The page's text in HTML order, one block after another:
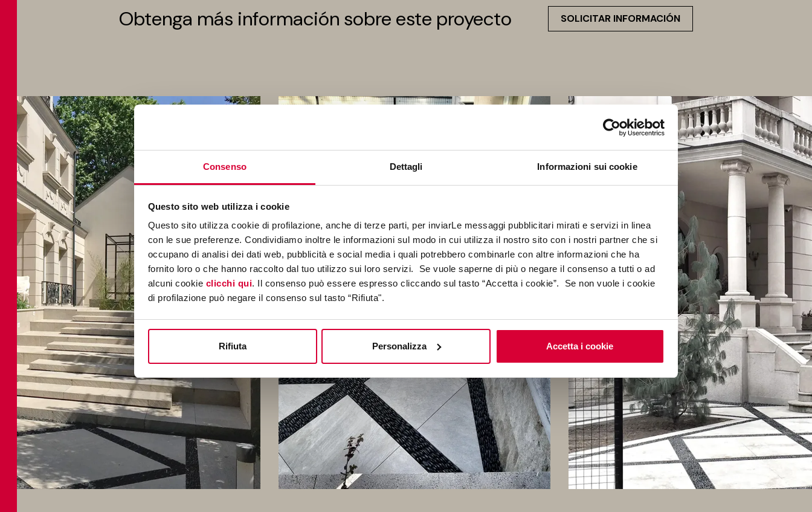
Consenso Dettagli Informazioni sui cookie
Questo sito web utilizza i cookie
Questo sito utilizza cookie di profilazione, anche di terze parti, per inviarLe messaggi pubblicitari mirati e servizi in linea
con le sue preferenze. Condividiamo inoltre le informazioni sul modo in cui utilizza il nostro sito con i nostri partner che si
occupano di analisi dei dati web, pubblicità e social media i quali potrebbero combinarle con altre informazioni che ha
fornito loro o che hanno raccolto dal tuo utilizzo sui loro servizi. Se vuole saperne di più o negare il consenso a tutti o ad
alcuni cookie clicchi qui. Il consenso può essere espresso cliccando sul tasto “Accetta i cookie”. Se non vuole i cookie
di profilazione può negare il consenso sul tasto “Rifiuta".
Rifiuta Personalizza Accetta i cookie
Obtenga más información sobre este proyecto SOLICITAR INFORMACIÓN